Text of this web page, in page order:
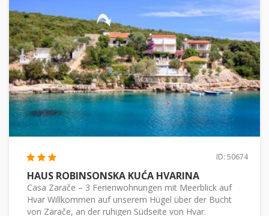
ID: 50674
HAUS ROBINSONSKA KUĆA HVARINA
Casa Zarače – 3 Ferienwohnungen mit Meerblick auf
Hvar Willkommen auf unserem Hügel über der Bucht
von Zarače, an der ruhigen Südseite von Hvar.